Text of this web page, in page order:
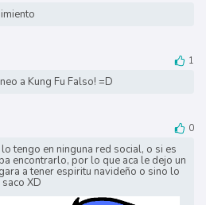
1
a Kung Fu Falso! =D
0
tengo en ninguna red social, o si es
encontrarlo, por lo que aca le dejo un
a tener espiritu navideño o sino lo
XD